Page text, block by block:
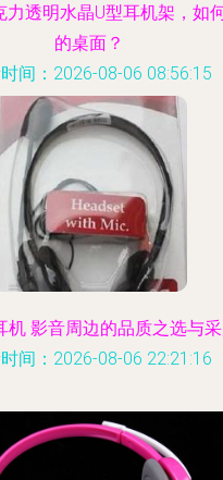
力透明水晶U型耳机架，如
的桌面？
间：2026-08-06 08:56:15
机 影音周边的品质之选与
间：2026-08-06 22:21:16